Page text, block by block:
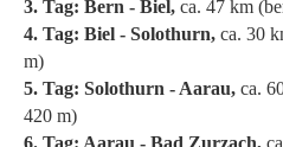
3. Tag: Bern - Biel, ca. 47 km
4. Tag: Biel - Solothurn, ca. 30
m)
5. Tag: Solothurn - Aarau, ca.
420 m)